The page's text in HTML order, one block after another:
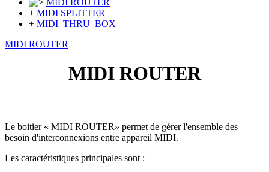
MIDI ROUTER
+ MIDI SPLITTER
+ MIDI_THRU_BOX
MIDI ROUTER
MIDI ROUTER
Le boitier « MIDI ROUTER» permet de gérer l'ensemble des
besoin d'interconnexions entre appareil MIDI.
Les caractéristiques principales sont :